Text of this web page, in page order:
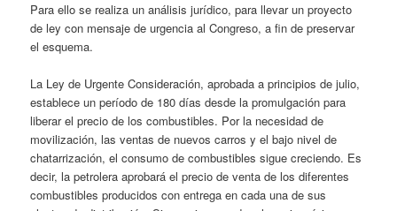
Para ello se realiza un análisis jurídico, para llevar un proyecto
de ley con mensaje de urgencia al Congreso, a fin de preservar
el esquema.
La Ley de Urgente Consideración, aprobada a principios de julio,
establece un período de 180 días desde la promulgación para
liberar el precio de los combustibles. Por la necesidad de
movilización, las ventas de nuevos carros y el bajo nivel de
chatarrización, el consumo de combustibles sigue creciendo. Es
decir, la petrolera aprobará el precio de venta de los diferentes
combustibles producidos con entrega en cada una de sus